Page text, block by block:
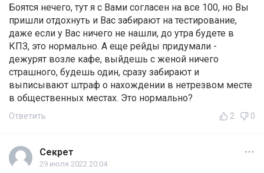
Боятся нечего, тут я с Вами согласен на все 100, но Вы
пришли отдохнуть и Вас забирают на тестирование,
даже если у Вас ничего не нашли, до утра будете в
КПЗ, это нормально. А еще рейды придумали -
дежурят возле кафе, выйдешь с женой ничего
страшного, будешь один, сразу забирают и
выписывают штраф о нахождении в нетрезвом месте
в общественных местах. Это нормально?
Ответить 2 0
Секрет
29 июля 2022 20:04